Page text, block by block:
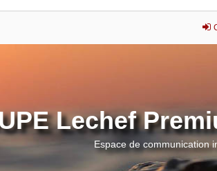
Lechef
Espace de communication